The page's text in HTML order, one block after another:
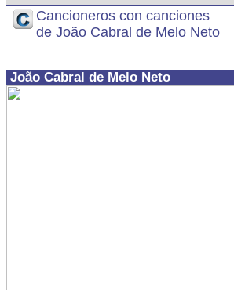
Cancioneros con canciones
de João Cabral de Melo Neto
João Cabral de Melo Neto